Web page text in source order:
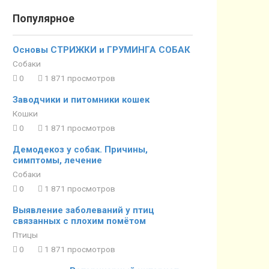
Популярное
Основы СТРИЖКИ и ГРУМИНГА СОБАК
Собаки
0
1 871 просмотров
Заводчики и питомники кошек
Кошки
0
1 871 просмотров
Демодекоз у собак. Причины,
симптомы, лечение
Собаки
0
1 871 просмотров
Выявление заболеваний у птиц
связанных с плохим помётом
Птицы
0
1 871 просмотров